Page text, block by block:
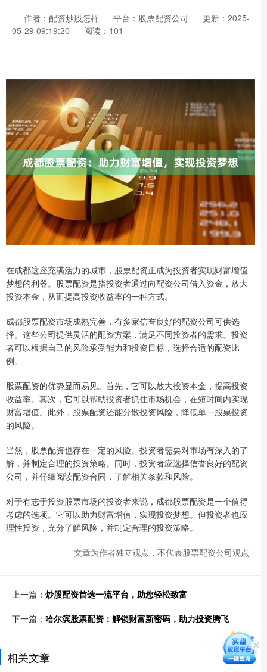
作者：配资炒股怎样 平台：股票配资公司
更新：2025-
05-29 09:19:20
阅读：101
在成都这座充满活力的城市，股票配资正成为投资者实现财富增值
梦想的利器。股票配资是指投资者通过向配资公司借入资金，放大
投资本金，从而提高投资收益率的一种方式。
成都股票配资市场成熟完善，有多家信誉良好的配资公司可供选
择。这些公司提供灵活的配资方案，满足不同投资者的需求。投资
者可以根据自己的风险承受能力和投资目标，选择合适的配资比
例。
股票配资的优势显而易见。首先，它可以放大投资本金，提高投资
收益率。其次，它可以帮助投资者抓住市场机会，在短时间内实现
财富增值。此外，股票配资还能分散投资风险，降低单一股票投资
的风险。
当然，股票配资也存在一定的风险。投资者需要对市场有深入的了
解，并制定合理的投资策略。同时，投资者应选择信誉良好的配资
公司，并仔细阅读配资合同，了解相关条款和风险。
对于有志于投资股票市场的投资者来说，成都股票配资是一个值得
考虑的选项。它可以助力财富增值，实现投资梦想。但投资者也应
理性投资，充分了解风险，并制定合理的投资策略。
文章为作者独立观点，不代表股票配资公司观点
上一篇： 炒股配资首选一流平台，助您轻松致富
下一篇： 哈尔滨股票配资：解锁财富新密码，助力投资腾飞
相关文章